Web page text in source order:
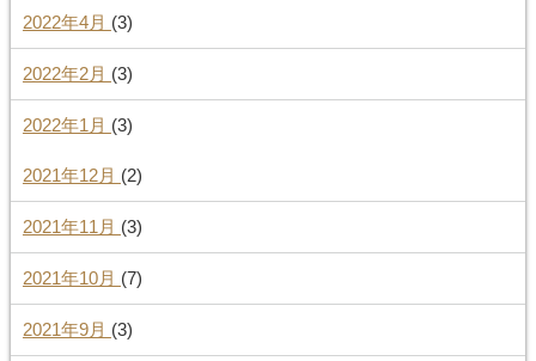
2022年4月 (3)
2022年2月 (3)
2022年1月 (3)
2021年12月 (2)
2021年11月 (3)
2021年10月 (7)
2021年9月 (3)